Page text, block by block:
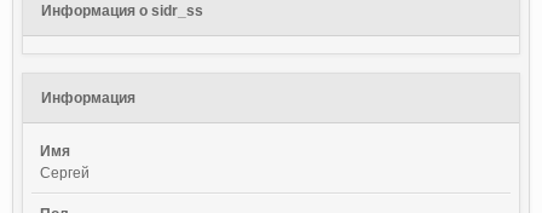
Информация о sidr_ss
Информация
Имя
Сергей